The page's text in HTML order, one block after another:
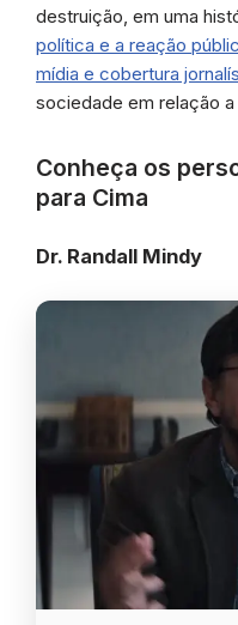
destruição, em uma
política e a reação
mídia e cobertura
sociedade em relação
Conheça os
para Cima
Dr. Randall Mindy